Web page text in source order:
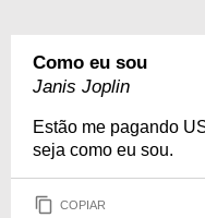
Como eu sou
Janis Joplin
Estão me pagando
seja como eu sou.
COPIAR